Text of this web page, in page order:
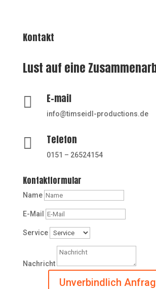
Kontakt
Lust auf eine
 E-mail
info@timseidl-productions.de
 Telefon
0151 – 26524154
Kontaktformular
Name
E-Mail
Service
Nachricht
Unverbindlich